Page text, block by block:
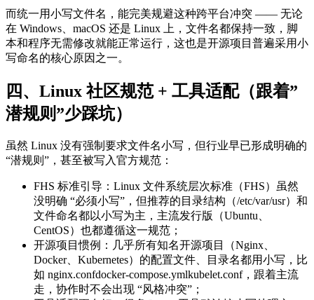
而统一用小写文件名，能完美规避这种跨平台冲突 —— 无论
在 Windows、macOS 还是 Linux 上，文件名都保持一致，脚
本和程序无需修改就能正常运行，这也是开源项目普遍采用小
写命名的核心原因之一。
四、Linux 社区规范 + 工具适配（跟着”
潜规则”少踩坑）
虽然 Linux 没有强制要求文件名小写，但行业早已形成明确的
“潜规则”，甚至被写入官方规范：
FHS 标准引导：Linux 文件系统层次标准（FHS）虽然
没明确 “必须小写”，但推荐的目录结构（/etc/var/usr）和
文件命名都以小写为主，主流发行版（Ubuntu、
CentOS）也都遵循这一规范；
开源项目惯例：几乎所有知名开源项目（Nginx、
Docker、Kubernetes）的配置文件、目录名都用小写，比
如 nginx.confdocker-compose.ymlkubelet.conf，跟着主流
走，协作时不会出现 “风格冲突”；